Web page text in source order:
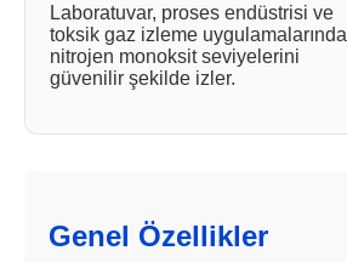
Laboratuvar, proses endüstrisi ve
toksik gaz izleme uygulamalarında
nitrojen monoksit seviyelerini
güvenilir şekilde izler.
Genel Özellikler